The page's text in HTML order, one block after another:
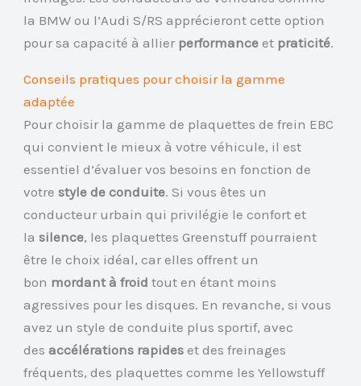
la BMW ou l’Audi S/RS apprécieront cette option
pour sa capacité à allier performance et praticité.
Conseils pratiques pour choisir la gamme
adaptée
Pour choisir la gamme de plaquettes de frein EBC
qui convient le mieux à votre véhicule, il est
essentiel d’évaluer vos besoins en fonction de
votre style de conduite. Si vous êtes un
conducteur urbain qui privilégie le confort et
la silence, les plaquettes Greenstuff pourraient
être le choix idéal, car elles offrent un
bon mordant à froid tout en étant moins
agressives pour les disques. En revanche, si vous
avez un style de conduite plus sportif, avec
desaccélérations rapides et des freinages
fréquents, des plaquettes comme les Yellowstuff